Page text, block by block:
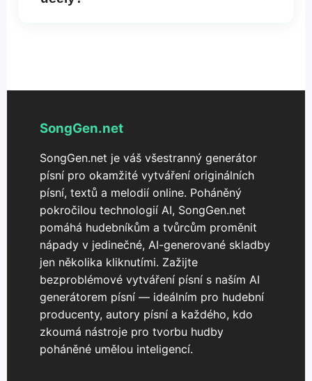
vytvořte tak hudbu na pozadí ideální pro videa,
SongGen.net
SongGen.net je váš všestranný generátor
písní pro okamžité vytváření originálních
písní, textů a melodií online. Poháněný
pokročilou technologií AI, SongGen.net
pomáhá hudebníkům a tvůrcům proměnit
nápady v jedinečné, AI-generované skladby
jen několika kliknutími. Zažijte
bezproblémové vytváření písní s naším AI
generátorem písní — ideálním pro hudební
producenty, autory písní a každého, kdo
zkoumá nástroje pro tvorbu hudby
poháněné umělou inteligencí.